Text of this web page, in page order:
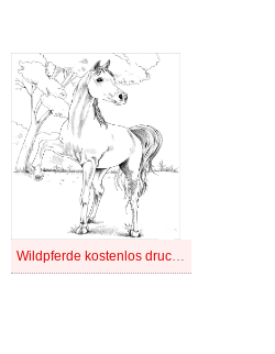
Wildpferde kostenlos druckbar